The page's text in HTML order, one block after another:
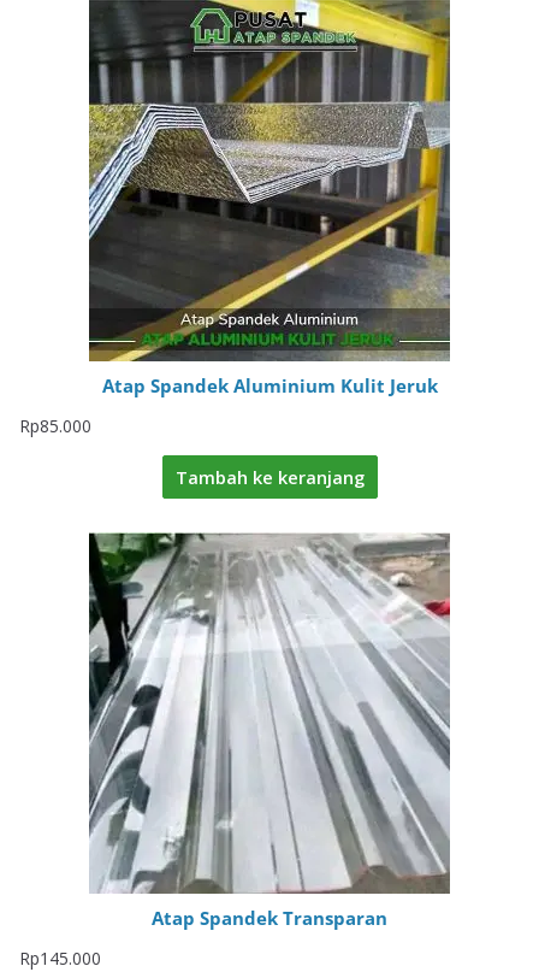
Atap Spandek Aluminium Kulit Jeruk
Rp85.000
Tambah ke keranjang
Atap Spandek Transparan
Rp145.000